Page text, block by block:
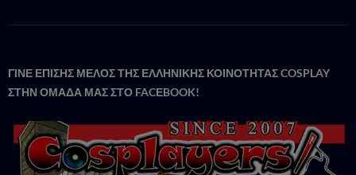
ΓΙΝΕ ΕΠΙΣΗΣ ΜΕΛΟΣ ΤΗΣ ΕΛΛΗΝΙΚΗΣ ΚΟΙΝΟΤΗΤΑΣ COSPLAY
ΣΤΗΝ ΟΜΑΔΑ ΜΑΣ ΣΤΟ FACΕBOOK!